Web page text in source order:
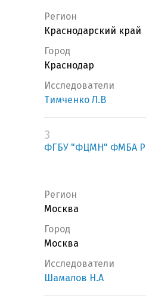
Регион
Краснодарский край
Город
Краснодар
Исследователи
Тимченко Л.В
3
ФГБУ "ФЦМН" ФМБА
Регион
Москва
Город
Москва
Исследователи
Шамалов Н.А